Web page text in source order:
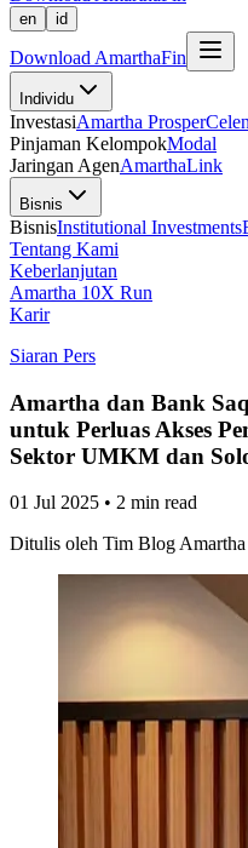
en id
Download AmarthaFin
Individu
InvestasiAmartha Prosper
Pinjaman KelompokModal
Jaringan AgenAmarthaLink
Bisnis
BisnisInstitutional Investments
Tentang Kami
Keberlanjutan
Amartha 10X Run
Karir
Siaran Pers
Amartha dan Bank
untuk Perluas Akses
Sektor UMKM dan
01 Jul 2025 • 2 min read
Ditulis oleh Tim Blog Amartha